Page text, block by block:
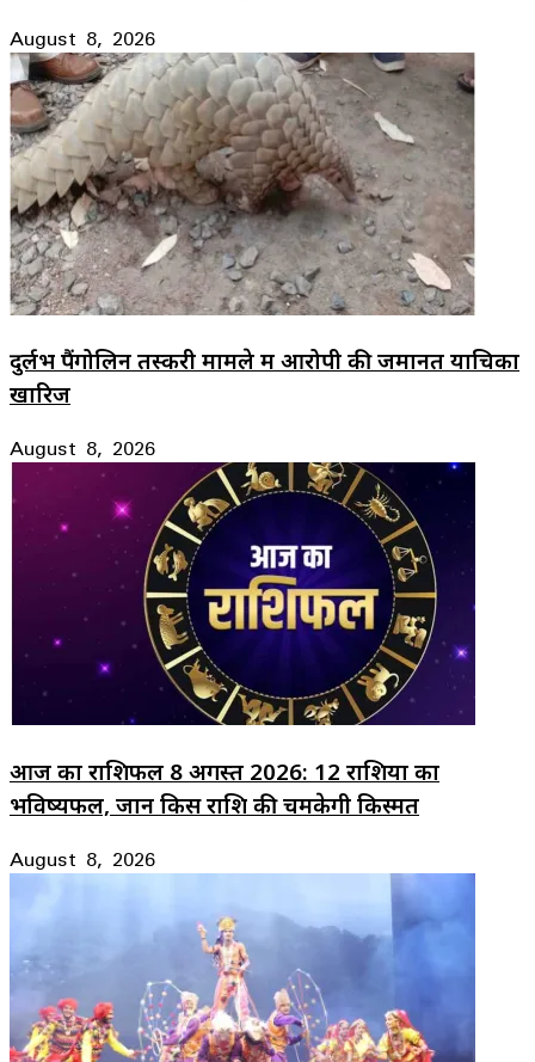
August 8, 2026
दुर्लभ पैंगोलिन तस्करी मामले में आरोपी की जमानत याचिका
खारिज
August 8, 2026
आज का राशिफल 8 अगस्त 2026: 12 राशियों का
भविष्यफल, जानें किस राशि की चमकेगी किस्मत
August 8, 2026